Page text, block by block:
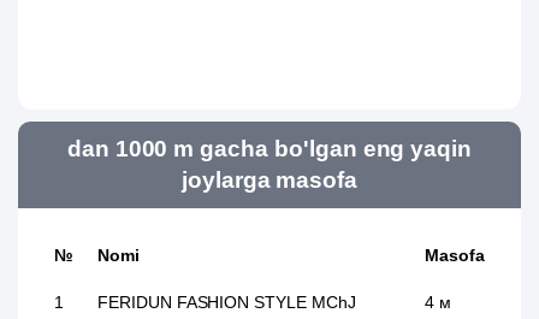
dan 1000 m gacha bo'lgan eng yaqin
joylarga masofa
№ Nomi Masofa
1 FERIDUN FASHION STYLE MChJ 4 м